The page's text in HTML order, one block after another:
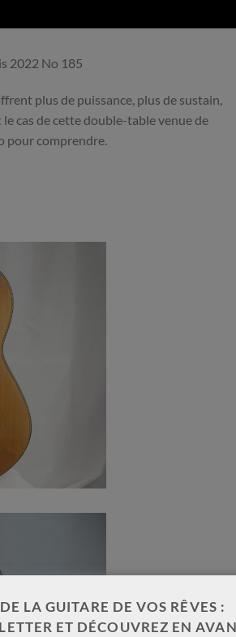
2022 No 185
plus de puissance, plus de sustain,
le cas de cette double-table venue de
pour comprendre.
N° 460
Australie
LA GUITARE DE VOS RÊVES :
ET DÉCOUVREZ EN